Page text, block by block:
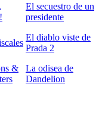
El secuestro de un
presidente
El diablo viste de
Prada 2
&
La odisea de
Dandelion